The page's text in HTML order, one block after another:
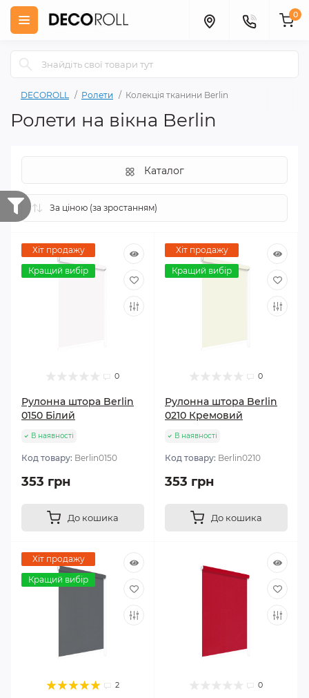
0
DECOROLL Ролети Колекція тканини Berlin
Ролети на вікна Berlin
Каталог
Хіт продажу
Кращий вибір
0
Рулонна штора Berlin
0150 Білий
В наявності
Код товару: Berlin0150
353 грн
До кошика
Хіт продажу
Кращий вибір
0
Рулонна штора Berlin
0210 Кремовий
В наявності
Код товару: Berlin0210
353 грн
До кошика
Хіт продажу
Кращий вибір
2 0